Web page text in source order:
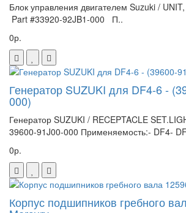
Блок управления двигателем Suzuki /
Part #33920-92JB1-000 П..
0р.
Генератор SUZUKI для DF4-6 -
000)
Генератор SUZUKI / RECEPTACLE
39600-91J00-000 Применяемость:- DF4-
0р.
Корпус подшипников гребного